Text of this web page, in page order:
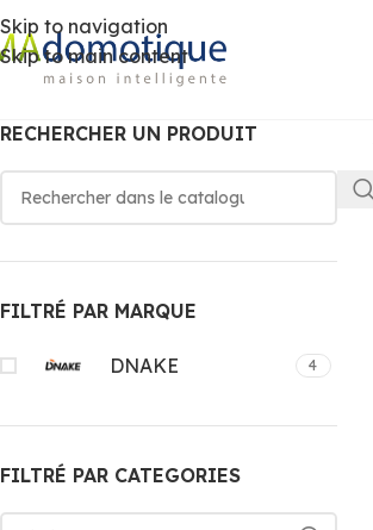
Skip to navigation
Skip to main content
RECHERCHER UN PRODUIT
FILTRÉ PAR MARQUE
DNAKE 4
FILTRÉ PAR CATEGORIES